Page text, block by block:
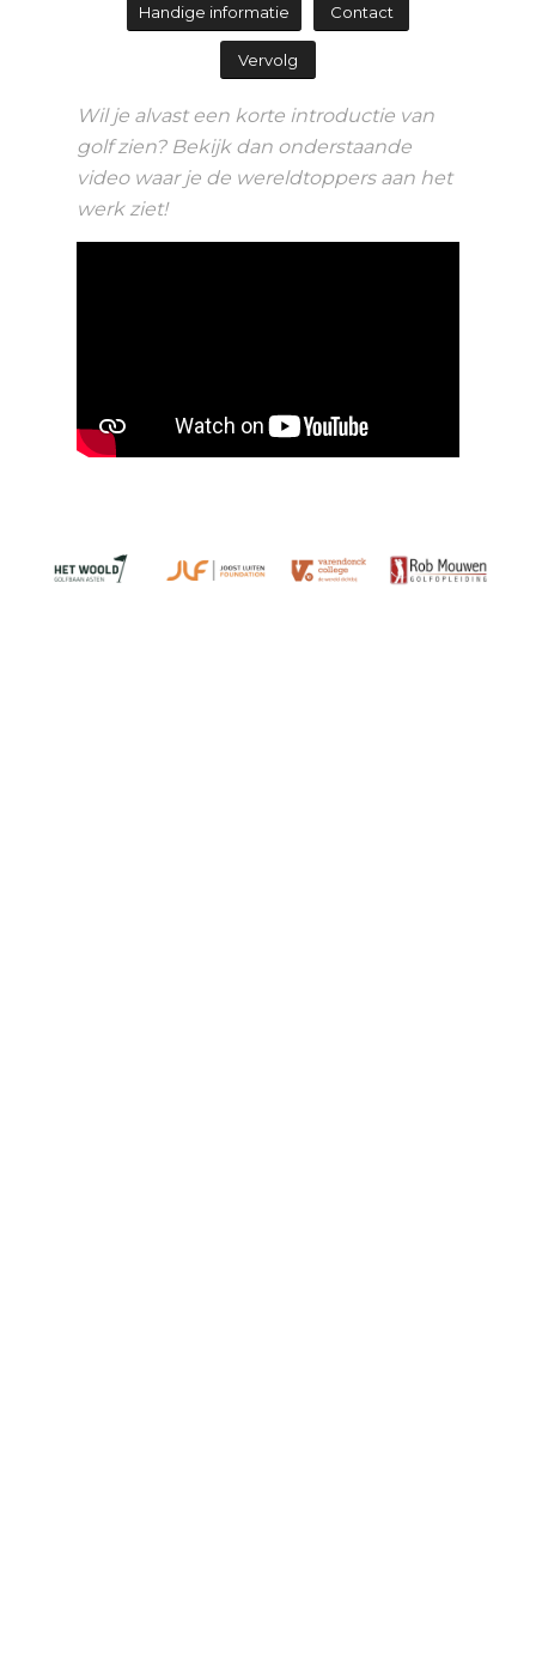
Handige informatie Contact
Vervolg
Wil je alvast een korte introductie van
golf zien? Bekijk dan onderstaande
video waar je de wereldtoppers aan het
werk ziet!